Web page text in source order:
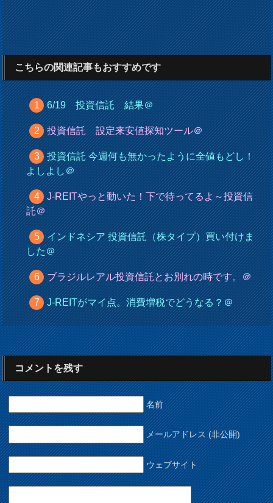
こちらの関連記事もおすすめです
6/19 投資信託 結果＠
投資信託 設定来安値探知ツール＠
投資信託 今週何も無かったように全値もどし！
よしよし＠
J-REITやっと動いた！下で待ってるよ～投資信
託＠
インドネシア 投資信託（株タイプ）買い付けま
した＠
ブラジルレアル投資信託とお別れの時です。＠
J-REITがマイ点。消費増税でどうなる？＠
コメントを残す
名前
メールアドレス (非公開)
ウェブサイト